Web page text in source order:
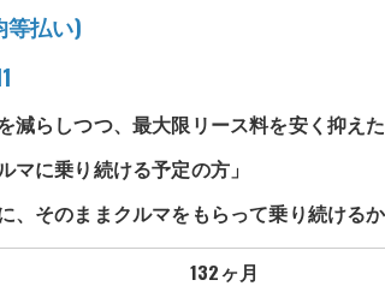
等払い)
減らしつつ、最大限リース料を安く抑えた
マに乗り続ける予定の方」
、そのままクルマをもらって乗り続ける
132ヶ月